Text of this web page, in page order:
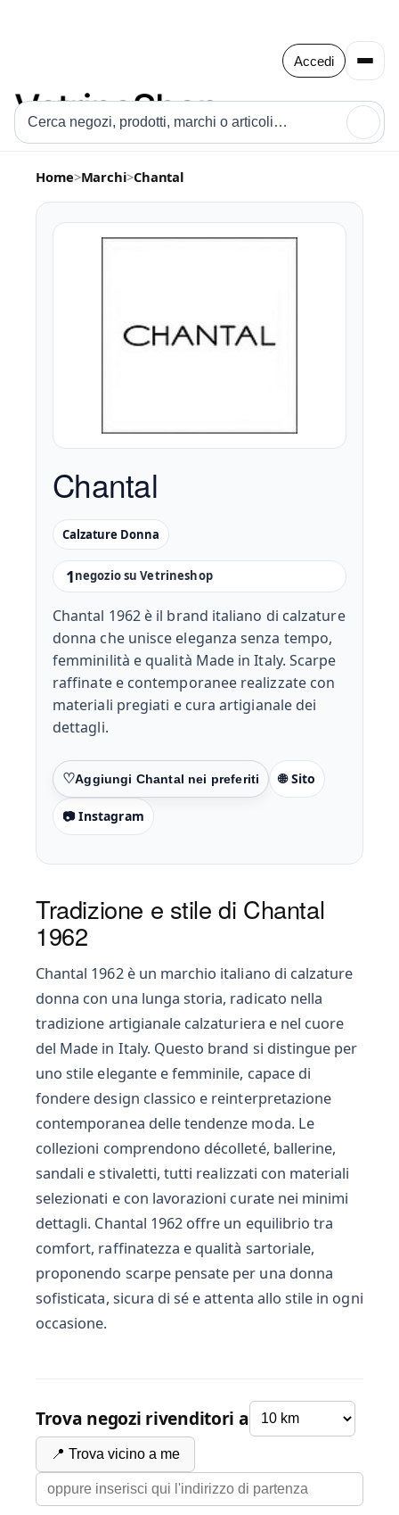
Accedi
Home>Marchi>Chantal
Chantal
1negozio su Vetrineshop
Calzature Donna
Chantal 1962 è il brand italiano di calzature
donna che unisce eleganza senza tempo,
femminilità e qualità Made in Italy. Scarpe
raffinate e contemporanee realizzate con
materiali pregiati e cura artigianale dei
dettagli.
Preferiti 🌐 Sito
📷 Instagram
Tradizione e stile di Chantal
1962
Chantal 1962 è un marchio italiano di calzature
donna con una lunga storia, radicato nella
tradizione artigianale calzaturiera e nel cuore
del Made in Italy. Questo brand si distingue per
uno stile elegante e femminile, capace di
fondere design classico e reinterpretazione
contemporanea delle tendenze moda. Le
collezioni comprendono décolleté, ballerine,
sandali e stivaletti, tutti realizzati con materiali
selezionati e con lavorazioni curate nei minimi
dettagli. Chantal 1962 offre un equilibrio tra
comfort, raffinatezza e qualità sartoriale,
proponendo scarpe pensate per una donna
sofisticata, sicura di sé e attenta allo stile in ogni
occasione.
Trova negozi rivenditori a
📍 Trova vicino a me